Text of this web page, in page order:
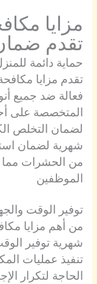
مزايا
تقدم
حماية دائمة
تقدم مزايا
فعالة ضد جميع
المتخصصة على
لضمان التخلص
شهرية لضمان
من الحشرات مما
الموظفين
توفير الوقت
من أهم مزايا
شهرية توفير
تنفيذ عمليات
الحاجة لتكرار